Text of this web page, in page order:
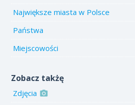
Największe miasta w Polsce
Państwa
Miejscowości
Zobacz takżę
Zdjęcia